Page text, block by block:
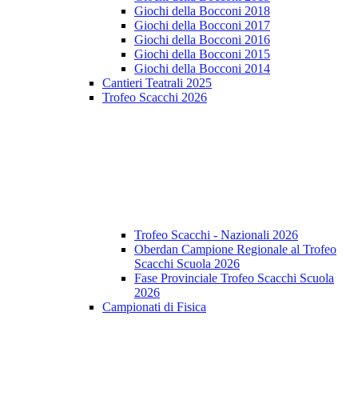
Giochi della Bocconi 2018
Giochi della Bocconi 2017
Giochi della Bocconi 2016
Giochi della Bocconi 2015
Giochi della Bocconi 2014
Cantieri Teatrali 2025
Trofeo Scacchi 2026
Trofeo Scacchi - Nazionali 2026
Oberdan Campione Regionale al Trofeo
Scacchi Scuola 2026
Fase Provinciale Trofeo Scacchi Scuola
2026
Campionati di Fisica